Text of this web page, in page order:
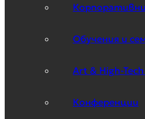
Обучения и
Art & High-
Конференции